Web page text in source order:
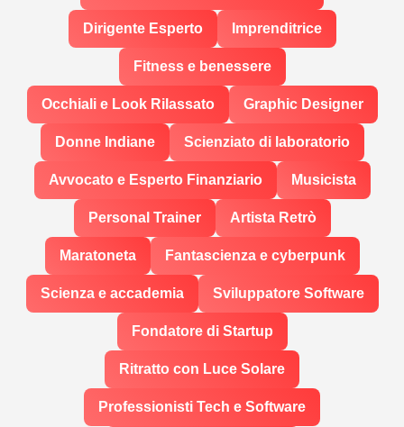
Dirigente Esperto Imprenditrice
Fitness e benessere
Occhiali e Look Rilassato Graphic Designer
Donne Indiane Scienziato di laboratorio
Avvocato e Esperto Finanziario Musicista
Personal Trainer Artista Retrò
Maratoneta Fantascienza e cyberpunk
Scienza e accademia Sviluppatore Software
Fondatore di Startup
Ritratto con Luce Solare
Professionisti Tech e Software